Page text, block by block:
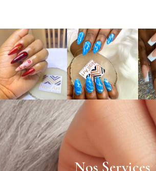
Nos Services